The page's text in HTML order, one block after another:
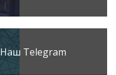
Наш Telegram